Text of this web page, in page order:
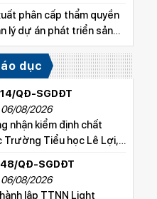
phân cấp thẩm quyền
lý dự án phát triển sản
trình mục tiêu
dục
QĐ-SGDĐT
06/08/2026
nhận kiểm định chất
Trường Tiểu học Lê Lợi,
QĐ-SGDĐT
06/08/2026
lập TTNN Light